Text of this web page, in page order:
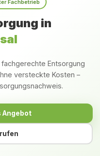
Fachbetrieb
in
Entsorgung
versteckte Kosten –
Angebot